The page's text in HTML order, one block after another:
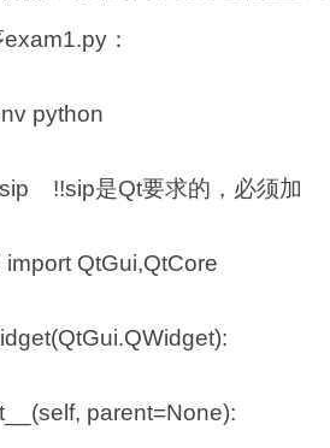
：
python
!!sip是Qt要求的，必须加
QtGui,QtCore
parent=None):